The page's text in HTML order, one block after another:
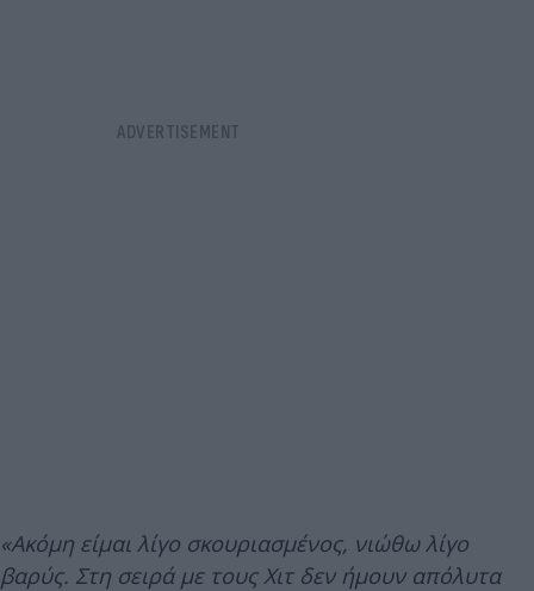
«Ακόμη είμαι λίγο σκουριασμένος, νιώθω λίγο
βαρύς. Στη σειρά με τους Χιτ δεν ήμουν απόλυτα